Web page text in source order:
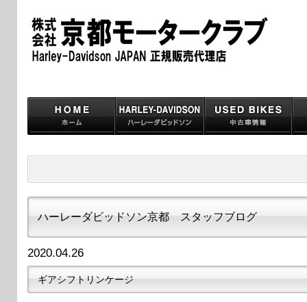
ハーレーダビッドソン京都 スタッフブログ
2020.04.26
ギアシフトリンケージ